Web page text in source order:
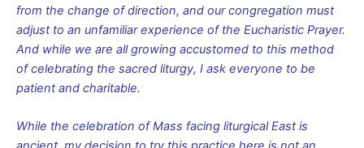
from the change of direction, and our congregation must
adjust to an unfamiliar experience of the Eucharistic Prayer.
And while we are all growing accustomed to this method
of celebrating the sacred liturgy, I ask everyone to be
patient and charitable.
While the celebration of Mass facing liturgical East is